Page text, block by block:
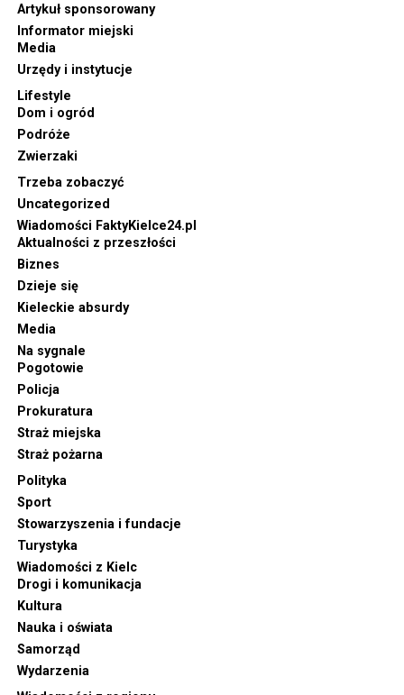
Artykuł sponsorowany
Informator miejski
Media
Urzędy i instytucje
Lifestyle
Dom i ogród
Podróże
Zwierzaki
Trzeba zobaczyć
Uncategorized
Wiadomości FaktyKielce24.pl
Aktualności z przeszłości
Biznes
Dzieje się
Kieleckie absurdy
Media
Na sygnale
Pogotowie
Policja
Prokuratura
Straż miejska
Straż pożarna
Polityka
Sport
Stowarzyszenia i fundacje
Turystyka
Wiadomości z Kielc
Drogi i komunikacja
Kultura
Nauka i oświata
Samorząd
Wydarzenia